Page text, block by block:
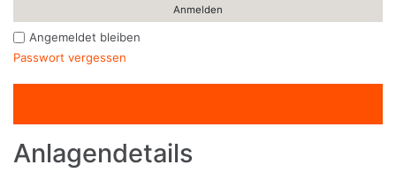
Angemeldet bleiben
Passwort vergessen
Anlagendetails